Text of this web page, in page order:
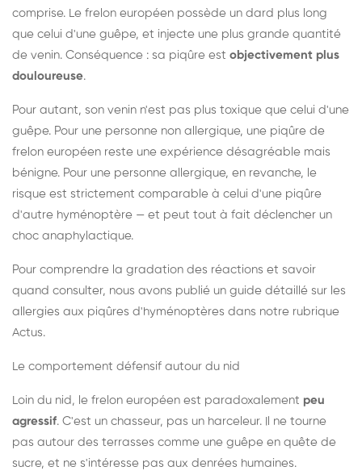
comprise. Le frelon européen possède un dard plus long
que celui d'une guêpe, et injecte une plus grande quantité
de venin. Conséquence : sa piqûre est objectivement plus
douloureuse.
Pour autant, son venin n'est pas plus toxique que celui d'une
guêpe. Pour une personne non allergique, une piqûre de
frelon européen reste une expérience désagréable mais
bénigne. Pour une personne allergique, en revanche, le
risque est strictement comparable à celui d'une piqûre
d'autre hyménoptère — et peut tout à fait déclencher un
choc anaphylactique.
Pour comprendre la gradation des réactions et savoir
quand consulter, nous avons publié un guide détaillé sur les
allergies aux piqûres d'hyménoptères dans notre rubrique
Actus.
Le comportement défensif autour du nid
Loin du nid, le frelon européen est paradoxalement peu
agressif. C'est un chasseur, pas un harceleur. Il ne tourne
pas autour des terrasses comme une guêpe en quête de
sucre, et ne s'intéresse pas aux denrées humaines.